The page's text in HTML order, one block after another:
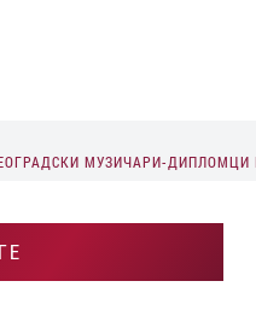
МУЗИЧАРИ-